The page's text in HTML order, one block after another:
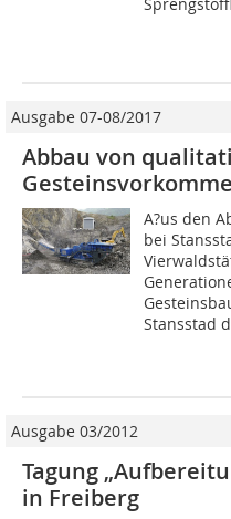
Ausgabe 07-08/2017
Abbau von
A?us den
bei
Stansstad
Ausgabe 03/2012
Tagung
in Freiberg